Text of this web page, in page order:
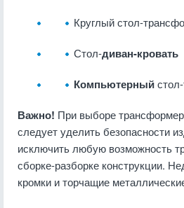
Круглый стол-
Стол-диван-кровать
Компьютерный
Важно! При выборе
следует уделить безопасности
исключить любую возможность
сборке-разборке конструкции.
кромки и торчащие